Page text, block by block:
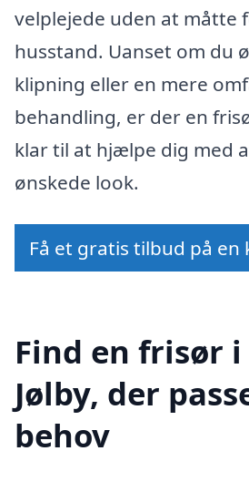
velplejede uden at måtte
husstand. Uanset om du
klipning eller en mere
behandling, er der en
klar til at hjælpe dig med
ønskede look.
Få et gratis tilbud på en
Find en frisør
Jølby, der
behov